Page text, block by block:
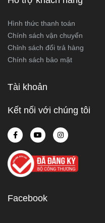
Hình thức thanh toán
Chính sách vận chuyển
Chỉnh sách đổi trả hàng
Chính sách bảo mật
Tài khoản
Kết nối với chúng tôi
Facebook